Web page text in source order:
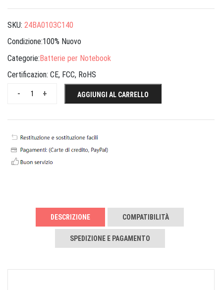
SKU: 24BA0103C140
Condizione:100% Nuovo
Categorie:Batterie per Notebook
Certificazion: CE, FCC, RoHS
+
- AGGIUNGI AL CARRELLO
DESCRIZIONE COMPATIBILITÀ
SPEDIZIONE E PAGAMENTO